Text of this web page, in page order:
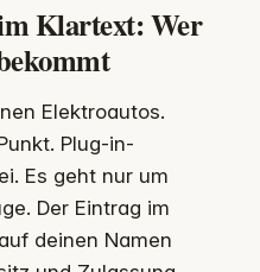
Klartext: Wer
Elektroautos.
Plug-in-
Es geht nur um
Der Eintrag im
deinen Namen